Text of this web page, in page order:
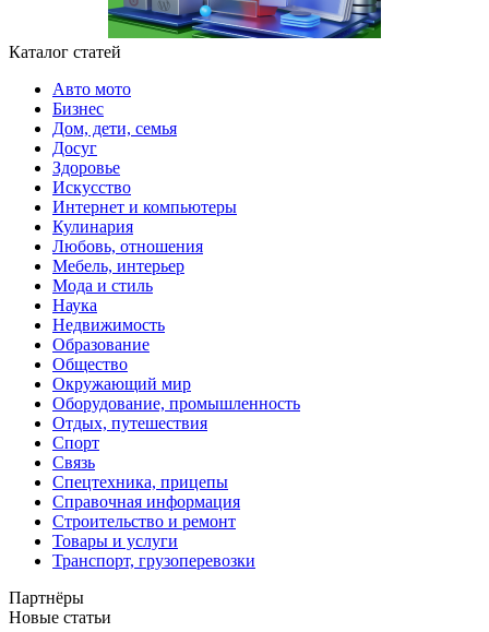
Каталог статей
Авто мото
Бизнес
Дом, дети, семья
Досуг
Здоровье
Искусство
Интернет и компьютеры
Кулинария
Любовь, отношения
Мебель, интерьер
Мода и стиль
Наука
Недвижимость
Образование
Общество
Окружающий мир
Оборудование, промышленность
Отдых, путешествия
Спорт
Связь
Спецтехника, прицепы
Справочная информация
Строительство и ремонт
Товары и услуги
Транспорт, грузоперевозки
Партнёры
Новые статьи